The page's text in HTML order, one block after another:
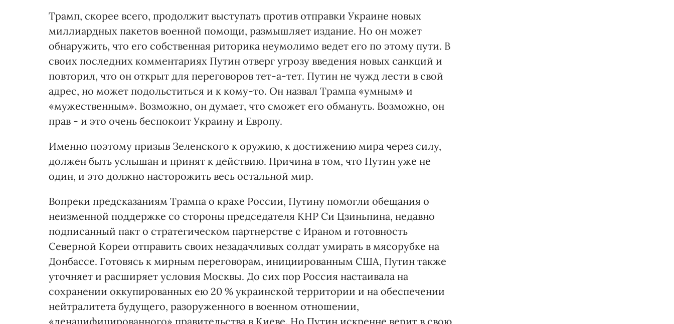
Трамп, скорее всего, продолжит выступать против отправки Украине новых
миллиардных пакетов военной помощи, размышляет издание. Но он может
обнаружить, что его собственная риторика неумолимо ведет его по этому пути. В
своих последних комментариях Путин отверг угрозу введения новых санкций и
повторил, что он открыт для переговоров тет-а-тет. Путин не чужд лести в свой
адрес, но может подольститься и к кому-то. Он назвал Трампа «умным» и
«мужественным». Возможно, он думает, что сможет его обмануть. Возможно, он
прав - и это очень беспокоит Украину и Европу.
Именно поэтому призыв Зеленского к оружию, к достижению мира через силу,
должен быть услышан и принят к действию. Причина в том, что Путин уже не
один, и это должно насторожить весь остальной мир.
Вопреки предсказаниям Трампа о крахе России, Путину помогли обещания о
неизменной поддержке со стороны председателя КНР Си Цзиньпина, недавно
подписанный пакт о стратегическом партнерстве с Ираном и готовность
Северной Кореи отправить своих незадачливых солдат умирать в мясорубке на
Донбассе. Готовясь к мирным переговорам, инициированным США, Путин также
уточняет и расширяет условия Москвы. До сих пор Россия настаивала на
сохранении оккупированных ею 20 % украинской территории и на обеспечении
нейтралитета будущего, разоруженного в военном отношении,
«денацифицированного» правительства в Киеве. Но Путин искренне верит в свою